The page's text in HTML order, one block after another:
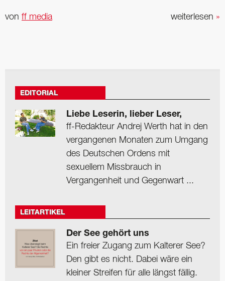
weiterlesen »
von ff media
EDITORIAL
Liebe Leserin, lieber Leser,
ff-Redakteur Andrej Werth hat in den
vergangenen Monaten zum Umgang
des Deutschen Ordens mit
sexuellem Missbrauch in
Vergangenheit und Gegenwart ...
LEITARTIKEL
Der See gehört uns
Ein freier Zugang zum Kalterer See?
Den gibt es nicht. Dabei wäre ein
kleiner Streifen für alle längst fällig.